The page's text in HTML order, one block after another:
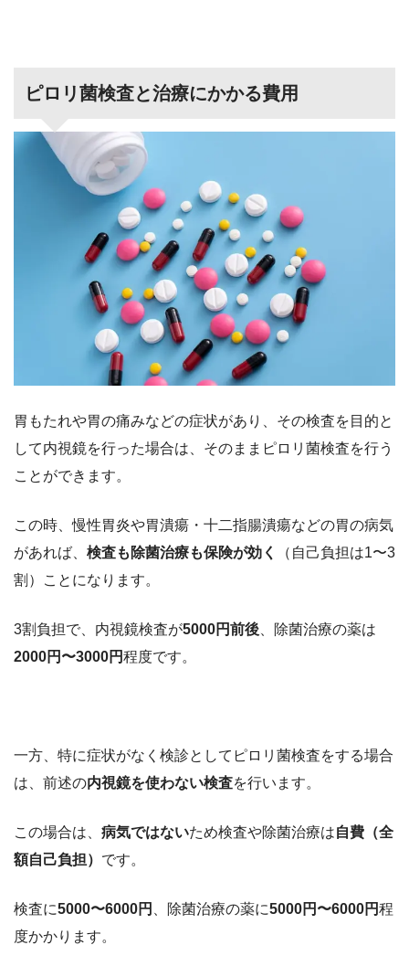
ピロリ菌検査と治療にかかる費用
胃もたれや胃の痛みなどの症状があり、その検査を目的と
して内視鏡を行った場合は、そのままピロリ菌検査を行う
ことができます。
この時、慢性胃炎や胃潰瘍・十二指腸潰瘍などの胃の病気
があれば、 検査も除菌治療も保険が効く
（自己負担は1〜3
割）ことになります。
3割負担で、内視鏡検査が5000円前後 、除菌治療の薬は
2000円〜3000円程度です。
一方、特に症状がなく検診としてピロリ菌検査をする場合
は、前述の内視鏡を使わない検査を行います。
この場合は、 病気ではないため検査や除菌治療は自費（全
額自己負担） です。
検査に5000〜6000円 、除菌治療の薬に5000円〜6000円程
度かかります。